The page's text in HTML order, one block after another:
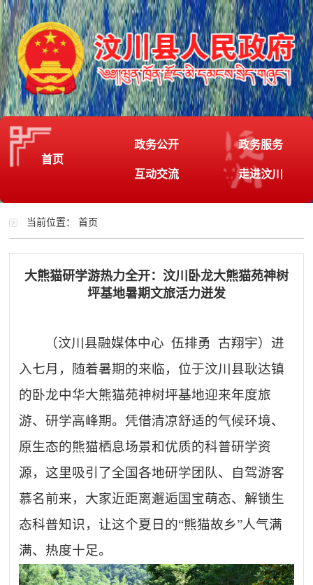
首页
政务公开 政务服务
互动交流 走进汶川
当前位置：首页
大熊猫研学游热力全开：汶川卧龙大熊猫苑神树
坪基地暑期文旅活力迸发
（汶川县融媒体中心 伍排勇
古翔宇）进
入七月，随着暑期的来临，位于汶川县耿达镇
的卧龙中华大熊猫苑神树坪基地迎来年度旅
游、研学高峰期。凭借清凉舒适的气候环境、
原生态的熊猫栖息场景和优质的科普研学资
源，这里吸引了全国各地研学团队、自驾游客
慕名前来，大家近距离邂逅国宝萌态、解锁生
态科普知识，让这个夏日的“熊猫故乡”人气满
满、热度十足。